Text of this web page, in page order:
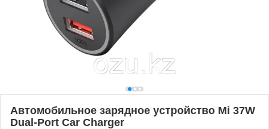
Автомобильное зарядное устройство Mi 37W
Dual-Port Car Charger